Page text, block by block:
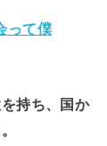
って僕
持ち、国か